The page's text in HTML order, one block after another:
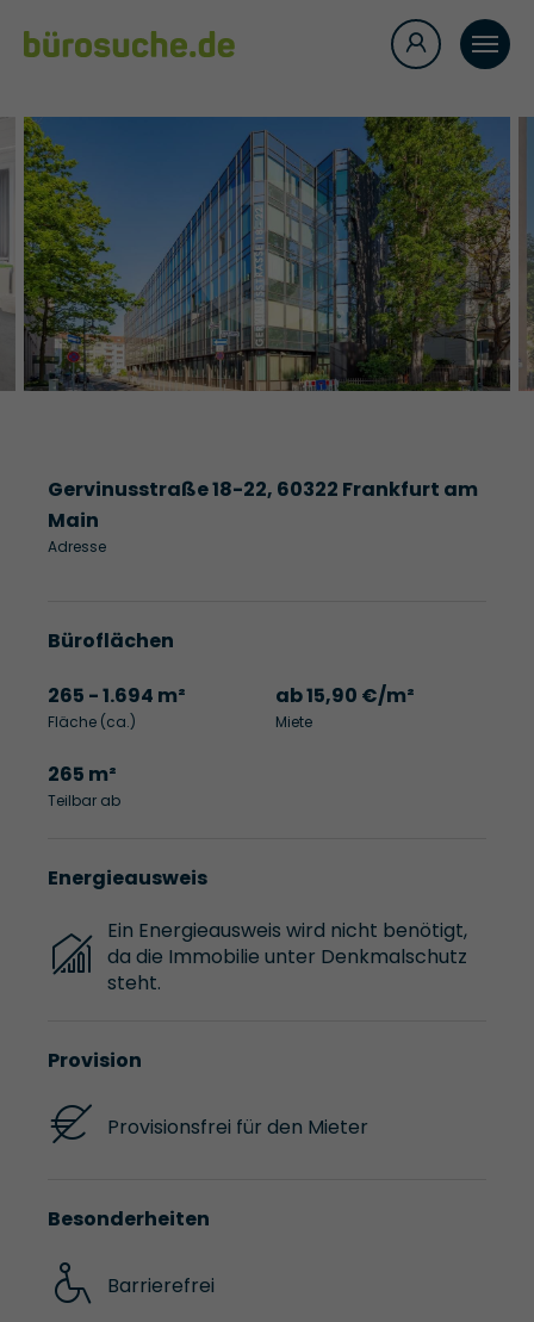
Gervinusstraße 18-22, 60322 Frankfurt am
Main
Adresse
Büroflächen
265 - 1.694 m²
Fläche (ca.)
ab 15,90 €/m²
Miete
265 m²
Teilbar ab
Energieausweis
Ein Energieausweis wird nicht benötigt,
da die Immobilie unter Denkmalschutz
steht.
Provision
Provisionsfrei für den Mieter
Besonderheiten
Barrierefrei